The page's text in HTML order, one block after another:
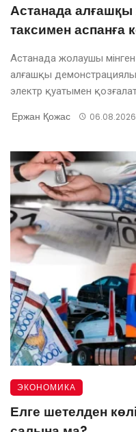
Астанада
таксимен аспанға
Астанада жолаушы
алғашқы
электр қуатымен
Ержан Қожас 06.08.2026
ЭКОНОМИКА
Елге шетелден